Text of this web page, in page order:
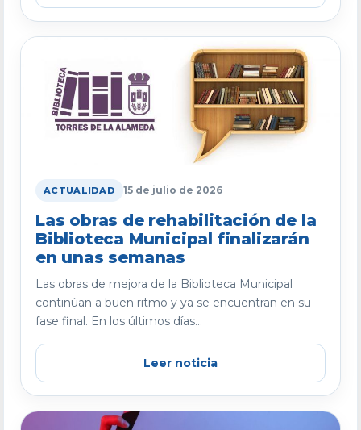
ACTUALIDAD 15 de julio de 2026
Las obras de rehabilitación de la
Biblioteca Municipal finalizarán
en unas semanas
Las obras de mejora de la Biblioteca Municipal
continúan a buen ritmo y ya se encuentran en su
fase final. En los últimos días...
Leer noticia